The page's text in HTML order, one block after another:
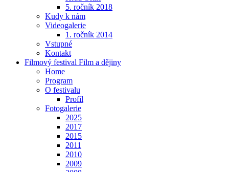
5. ročník 2018
Kudy k nám
Videogalerie
1. ročník 2014
Vstupné
Kontakt
Filmový festival Film a dějiny
Home
Program
O festivalu
Profil
Fotogalerie
2025
2017
2015
2011
2010
2009